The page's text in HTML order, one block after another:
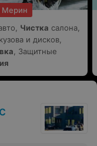
Мерин
Чистка салона,
и дисков,
, Защитные